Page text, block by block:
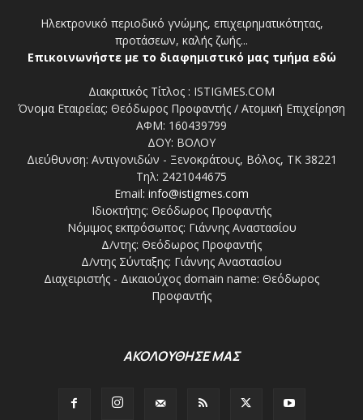
Ηλεκτρονικό περιοδικό γνώμης, επιχειρηματικότητας,
προτάσεων, καλής ζωής...
Επικοινωνήστε με το διαφημιστικό μας τμήμα εδώ
Διακριτικός Τίτλος : ISTIGMES.COM
Όνομα Εταιρείας: Θεόδωρος Προφαντής / Ατομική Επιχείρηση
ΑΦΜ: 160439799
ΔΟΥ: ΒΟΛΟΥ
Διεύθυνση: Αντιγονιδών - Ξενοκράτους, Βόλος, ΤΚ 38221
Τηλ: 2421044675
Email: info@istigmes.com
Ιδιοκτήτης: Θεόδωρος Προφαντής
Νόμιμος εκπρόσωπος: Γιάννης Αναστασίου
Δ/ντης: Θεόδωρος Προφαντής
Δ/ντης Σύνταξης: Γιάννης Αναστασίου
Διαχειριστής - Δικαιούχος domain name: Θεόδωρος
Προφαντής
ΑΚΟΛΟΥΘΗΣΕ ΜΑΣ